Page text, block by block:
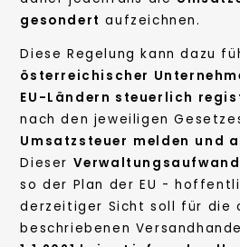
gesondert aufzeichnen.
Diese Regelung kann dazu
österreichischer
EU-Ländern steuerlich
nach den jeweiligen
Umsatzsteuer melden und
Dieser Verwaltungsaufwand
so der Plan der EU -
derzeitiger Sicht soll für die
beschriebenen